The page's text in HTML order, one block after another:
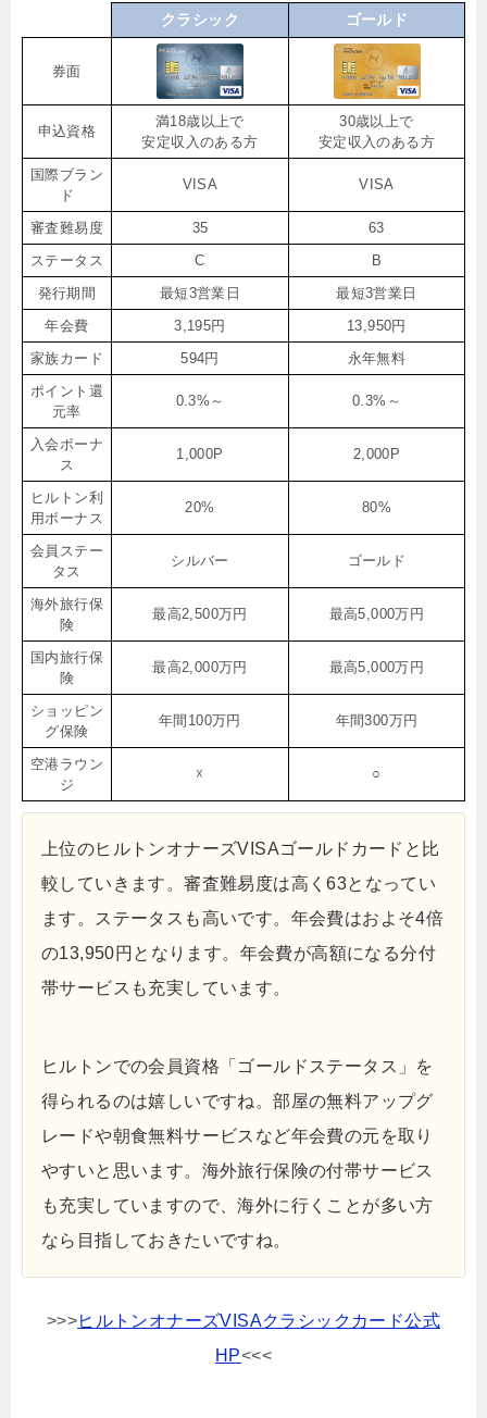
クラシック ゴールド
券面
申込資格
満18歳以上で
安定収入のある方
30歳以上で
安定収入のある方
国際ブラン
ド
VISA VISA
審査難易度 35
63
ステータス
C
B
発行期間
最短3営業日
最短3営業日
年会費
3,195円
13,950円
家族カード
594円
永年無料
ポイント還
元率
0.3%～ 0.3%～
入会ボーナ
ス
1,000P 2,000P
ヒルトン利
用ボーナス
20% 80%
会員ステー
タス
シルバー ゴールド
海外旅行保
険
最高2,500万円 最高5,000万円
国内旅行保
険
最高2,000万円 最高5,000万円
ショッピン
グ保険
年間100万円 年間300万円
空港ラウン
ジ
☓ ○
上位のヒルトンオナーズVISAゴールドカードと比
較していきます。審査難易度は高く63となってい
ます。ステータスも高いです。年会費はおよそ4倍
の13,950円となります。年会費が高額になる分付
帯サービスも充実しています。
ヒルトンでの会員資格「ゴールドステータス」を
得られるのは嬉しいですね。部屋の無料アップグ
レードや朝食無料サービスなど年会費の元を取り
やすいと思います。海外旅行保険の付帯サービス
も充実していますので、海外に行くことが多い方
なら目指しておきたいですね。
>>>ヒルトンオナーズVISAクラシックカード公式
HP<<<